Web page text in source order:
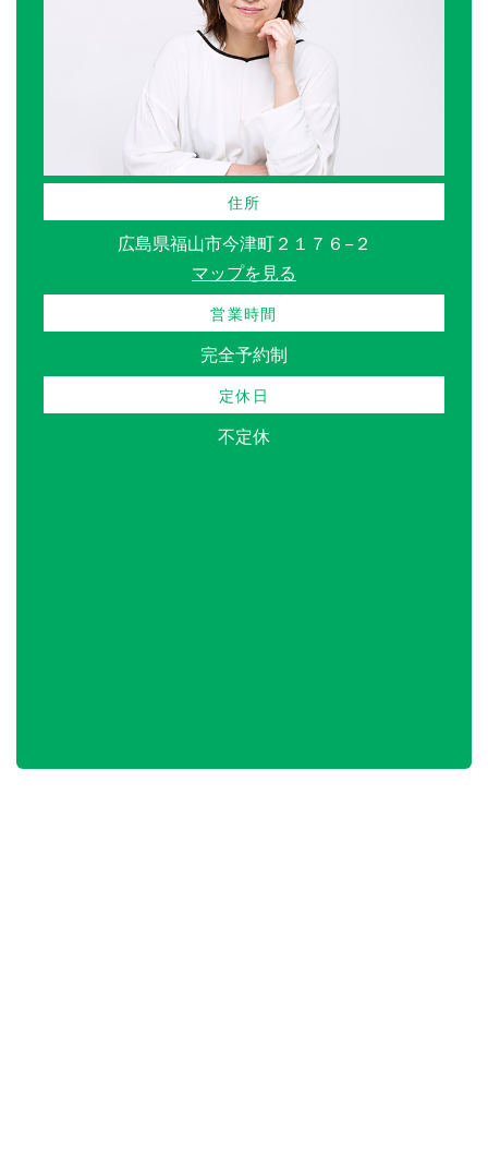
住所
広島県福山市今津町２１７６−２
マップを見る
営業時間
完全予約制
定休日
不定休